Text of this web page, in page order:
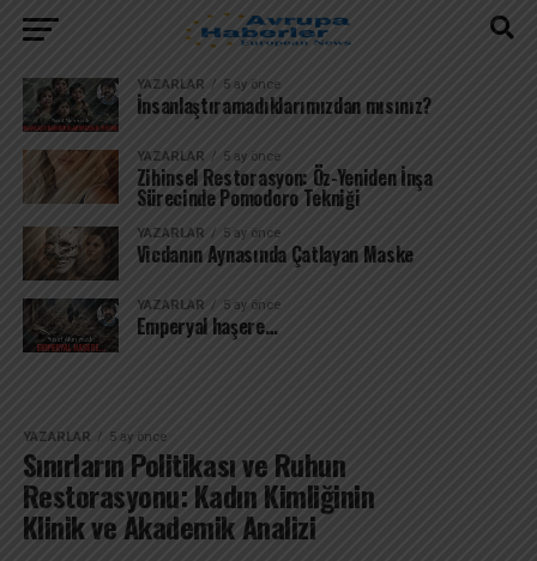
YAZARLAR 5 ay önce
İnsanlaştıramadıklarımızdan mısınız?
YAZARLAR 5 ay önce
Zihinsel Restorasyon: Öz-Yeniden İnşa
Sürecinde Pomodoro Tekniği
YAZARLAR 5 ay önce
Vicdanın Aynasında Çatlayan Maske
YAZARLAR 5 ay önce
Emperyal haşere…
YAZARLAR 5 ay önce
Sınırların Politikası ve Ruhun
Restorasyonu: Kadın Kimliğinin
Klinik ve Akademik Analizi